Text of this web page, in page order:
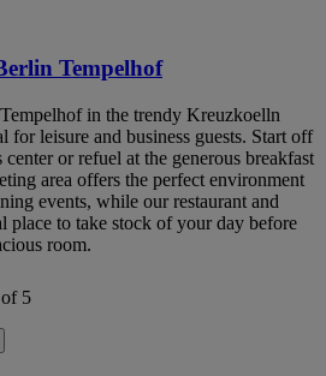
Tempelhof
in the trendy Kreuzkoelln
for leisure and business guests. Start off
or refuel at the generous breakfast
area offers the perfect environment
events, while our restaurant and
place to take stock of your day before
room.
5